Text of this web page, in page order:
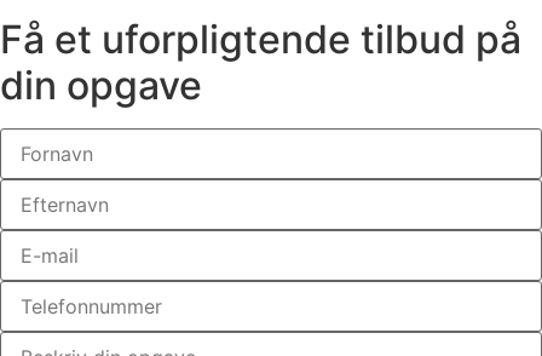
Få et uforpligtende tilbud på
din opgave